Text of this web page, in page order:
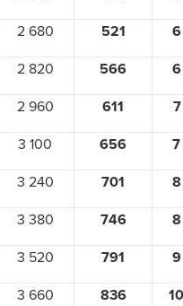
2 680 521
2 820 566
2 960 611
3 100 656
3 240 701
3 380 746
3 520 791
3 660 836